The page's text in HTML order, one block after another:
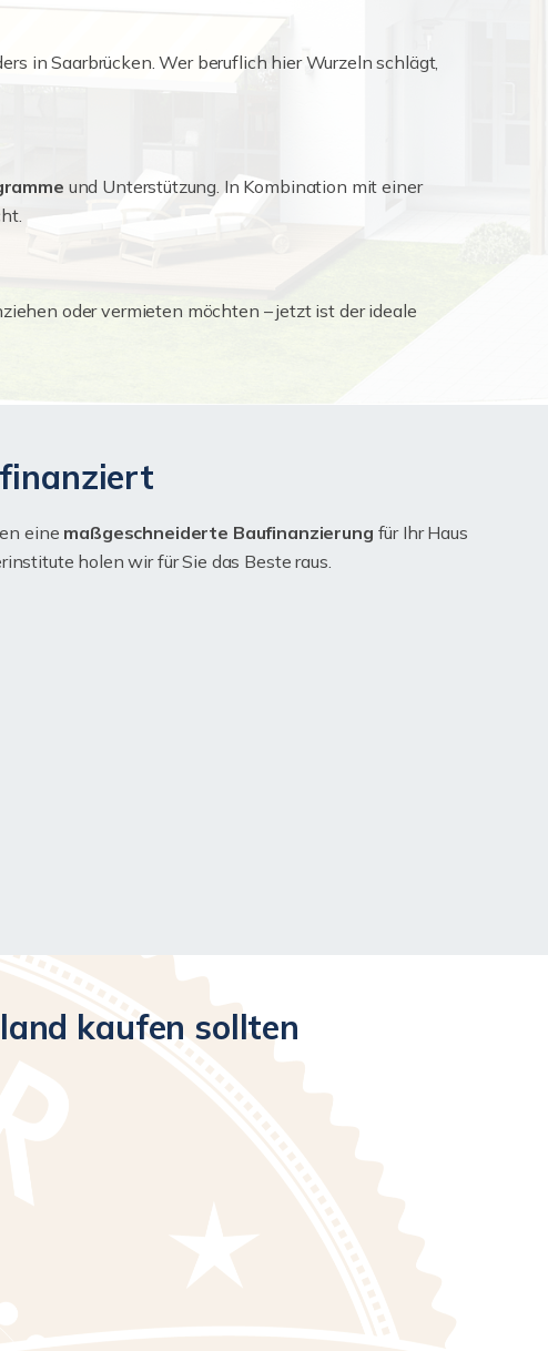
in Saarbrücken. Wer beruflich hier Wurzeln schlägt,
und Unterstützung. In Kombination mit einer
oder vermieten möchten – jetzt ist der ideale
eine maßgeschneiderte Baufinanzierung für Ihr Haus
holen wir für Sie das Beste raus.
kaufen sollten